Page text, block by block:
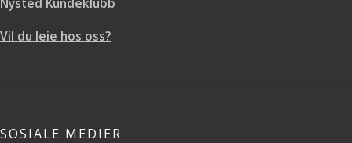
Vil du leie hos oss?
SOSIALE MEDIER